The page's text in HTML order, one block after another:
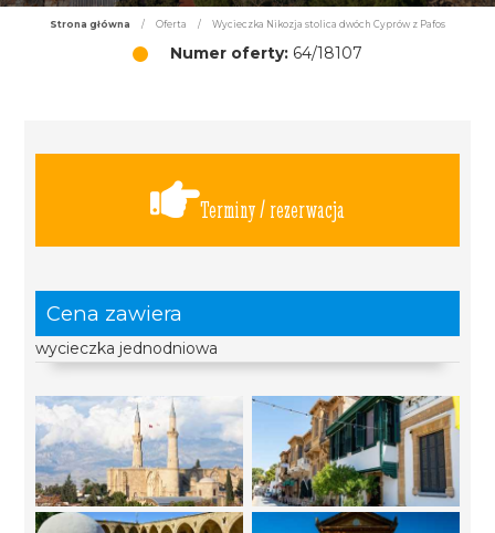
Strona główna / Oferta / Wycieczka Nikozja stolica dwóch Cyprów z Pafos
Numer oferty: 64/18107
Terminy / rezerwacja
Cena zawiera
wycieczka jednodniowa